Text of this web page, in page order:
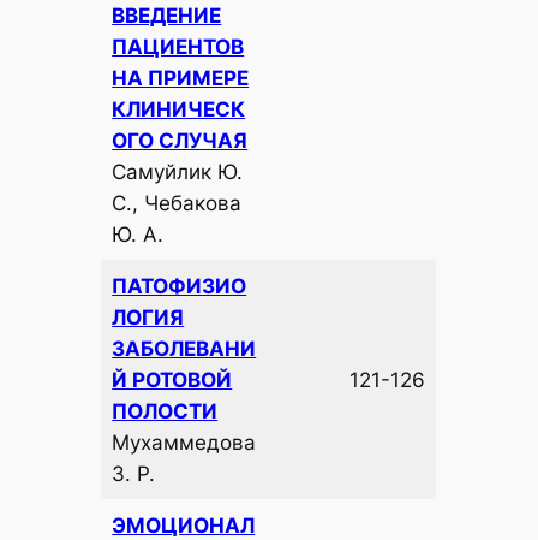
ВВЕДЕНИЕ
ПАЦИЕНТОВ
НА ПРИМЕРЕ
КЛИНИЧЕСК
ОГО СЛУЧАЯ
Самуйлик Ю.
С., Чебакова
Ю. А.
ПАТОФИЗИО
ЛОГИЯ
ЗАБОЛЕВАНИ
Й РОТОВОЙ
ПОЛОСТИ
Мухаммедова
З. Р.
121-126
ЭМОЦИОНАЛ